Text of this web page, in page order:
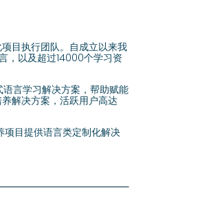
目执行团队。自成立以来我
，以及超过14000个学习资
言学习解决方案，帮助赋能
解决方案，活跃用户高达
项目提供语言类定制化解决